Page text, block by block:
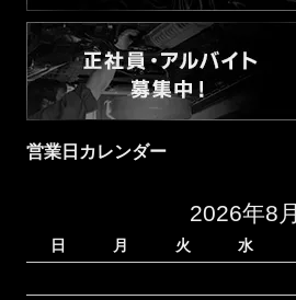
営業日カレンダー
2026年8月
日 月 火 水